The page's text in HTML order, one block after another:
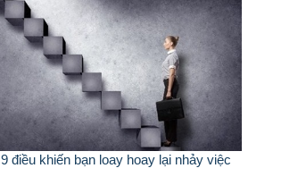
9 điều khiến bạn loay hoay lại nhảy việc